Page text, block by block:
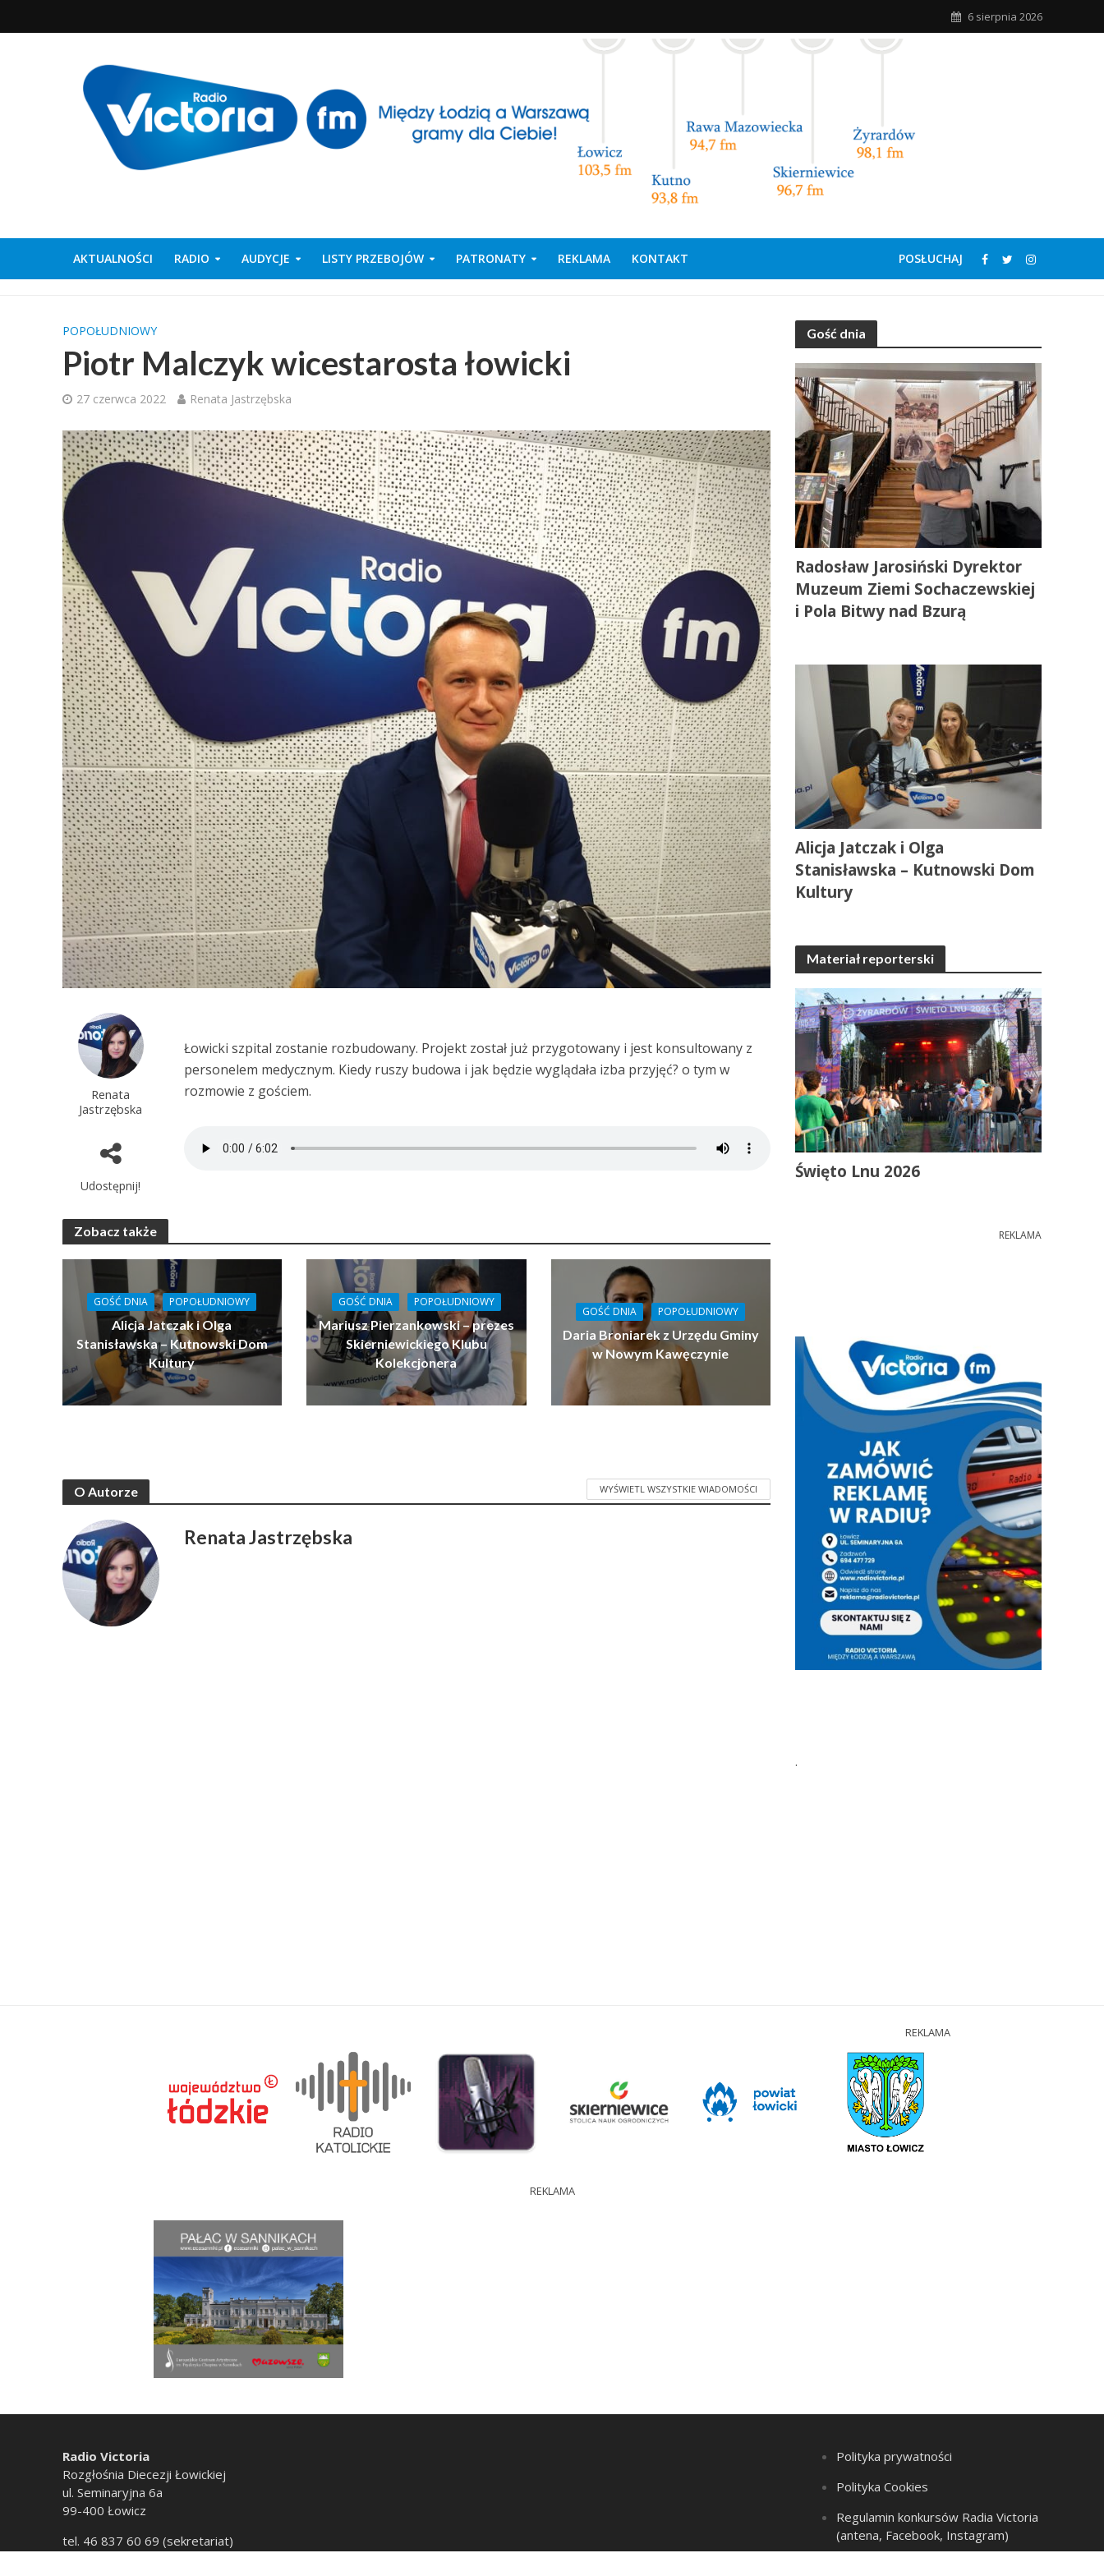
6 sierpnia 2026
AKTUALNOŚCI RADIO AUDYCJE LISTY PRZEBOJÓW PATRONATY REKLAMA KONTAKT POSŁUCHAJ
POPOŁUDNIOWY
Piotr Malczyk wicestarosta łowicki
27 czerwca 2022 Renata Jastrzębska
Renata
Jastrzębska
Udostępnij!
Łowicki szpital zostanie rozbudowany. Projekt został już przygotowany i jest konsultowany z
personelem medycznym. Kiedy ruszy budowa i jak będzie wyglądała izba przyjęć? o tym w
rozmowie z gościem.
Zobacz także
GOŚĆ DNIA POPOŁUDNIOWY
Alicja Jatczak i Olga
Stanisławska – Kutnowski Dom
Kultury
GOŚĆ DNIA POPOŁUDNIOWY
Mariusz Pierzankowski – prezes
Skierniewickiego Klubu
Kolekcjonera
GOŚĆ DNIA POPOŁUDNIOWY
Daria Broniarek z Urzędu Gminy
w Nowym Kawęczynie
O Autorze WYŚWIETL WSZYSTKIE WIADOMOŚCI
Renata Jastrzębska
Gość dnia
Radosław Jarosiński Dyrektor
Muzeum Ziemi Sochaczewskiej
i Pola Bitwy nad Bzurą
Alicja Jatczak i Olga
Stanisławska – Kutnowski Dom
Kultury
Materiał reporterski
Święto Lnu 2026
REKLAMA
.
REKLAMA
REKLAMA
Radio Victoria
Rozgłośnia Diecezji Łowickiej
ul. Seminaryjna 6a
99-400 Łowicz
tel. 46 837 60 69 (sekretariat)
Polityka prywatności
Polityka Cookies
Regulamin konkursów Radia Victoria
(antena, Facebook, Instagram)